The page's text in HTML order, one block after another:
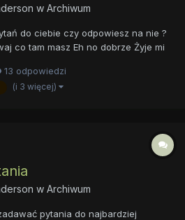
w Archiwum
do ciebie czy odpowiesz na nie ?
co tam masz Eh no dobrze Żyje mi
co zaś tyczy się jej przyjaciółek. to
13 odpowiedzi
(i 3 więcej)
w Archiwum
pytania do najbardziej